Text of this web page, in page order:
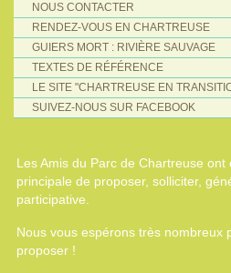
NOUS CONTACTER
RENDEZ-VOUS EN CHARTREUSE
GUIERS MORT : RIVIÈRE SAUVAGE
TEXTES DE RÉFÉRENCE
LE SITE "CHARTREUSE EN
SUIVEZ-NOUS SUR FACEBOOK
Les Amis du Parc de Chartreuse
principale de proposer, solliciter,
participative.
Nous vous espérons très nombreux
proposer !